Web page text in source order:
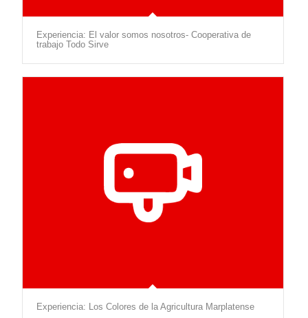
Experiencia: El valor somos nosotros- Cooperativa de
trabajo Todo Sirve
Experiencia: Los Colores de la Agricultura Marplatense